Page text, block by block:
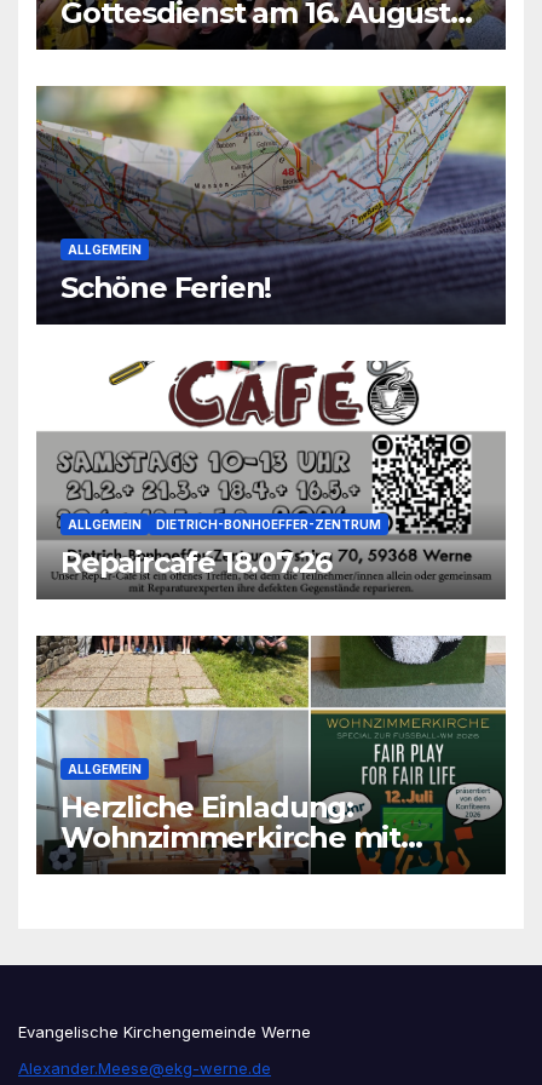
Gottesdienst am 16. August
2026
ALLGEMEIN
Schöne Ferien!
ALLGEMEIN DIETRICH-BONHOEFFER-ZENTRUM
Repaircafé 18.07.26
ALLGEMEIN
Herzliche Einladung:
Wohnzimmerkirche mit
unseren Konfis
Evangelische Kirchengemeinde Werne
Alexander.Meese@ekg-werne.de